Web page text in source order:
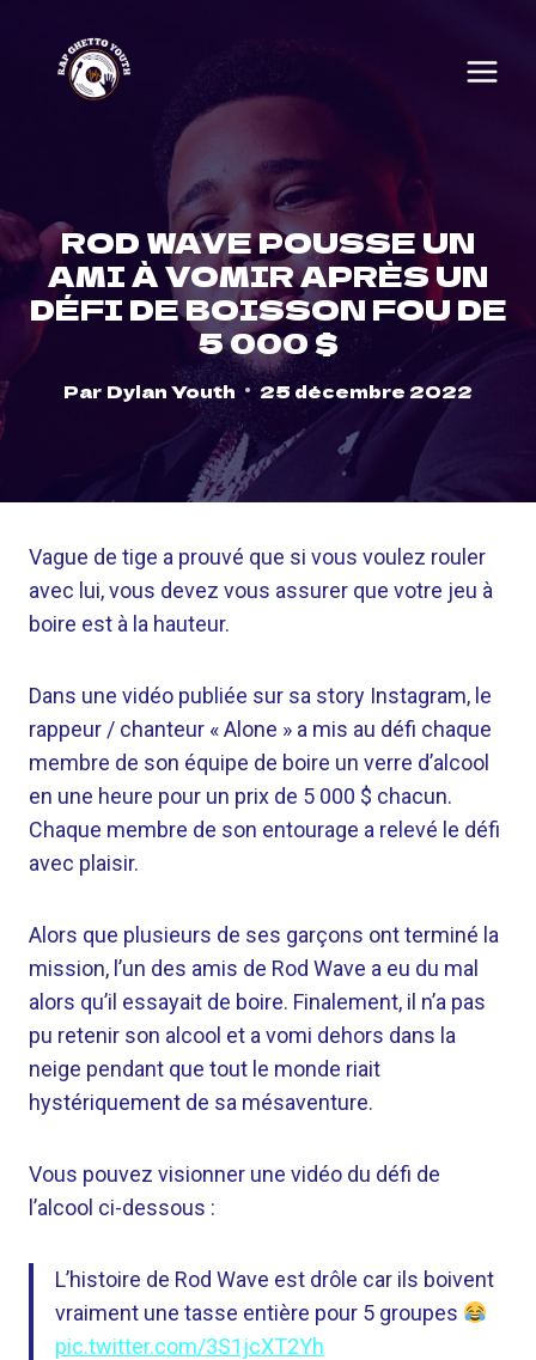
content
ROD WAVE POUSSE UN
AMI À VOMIR APRÈS UN
DÉFI DE BOISSON FOU DE
5 000 $
Par Dylan Youth 25 décembre 2022
Vague de tige a prouvé que si vous voulez rouler
avec lui, vous devez vous assurer que votre jeu à
boire est à la hauteur.
Dans une vidéo publiée sur sa story Instagram, le
rappeur / chanteur « Alone » a mis au défi chaque
membre de son équipe de boire un verre d’alcool
en une heure pour un prix de 5 000 $ chacun.
Chaque membre de son entourage a relevé le défi
avec plaisir.
Alors que plusieurs de ses garçons ont terminé la
mission, l’un des amis de Rod Wave a eu du mal
alors qu’il essayait de boire. Finalement, il n’a pas
pu retenir son alcool et a vomi dehors dans la
neige pendant que tout le monde riait
hystériquement de sa mésaventure.
Vous pouvez visionner une vidéo du défi de
l’alcool ci-dessous :
L’histoire de Rod Wave est drôle car ils boivent
vraiment une tasse entière pour 5 groupes
pic.twitter.com/3S1jcXT2Yh